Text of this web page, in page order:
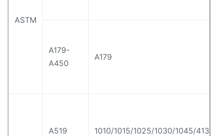
ASTM
A179-
A450
A179
A519 1010/1015/1025/1030/1045/